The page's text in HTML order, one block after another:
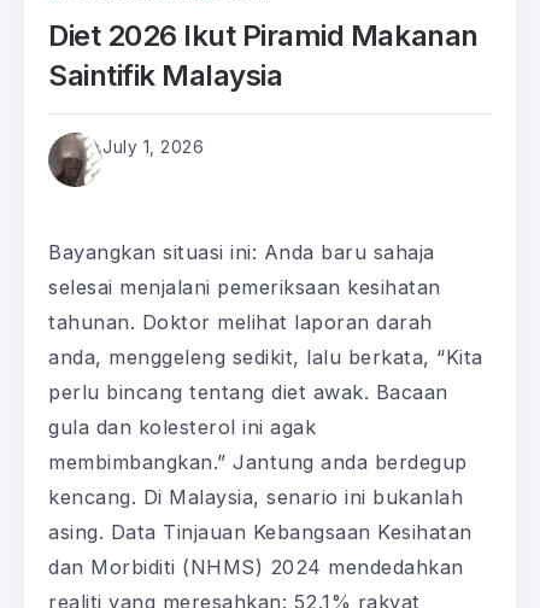
Diet 2026 Ikut Piramid Makanan
Saintifik Malaysia
July 1, 2026
Bayangkan situasi ini: Anda baru sahaja
selesai menjalani pemeriksaan kesihatan
tahunan. Doktor melihat laporan darah
anda, menggeleng sedikit, lalu berkata, “Kita
perlu bincang tentang diet awak. Bacaan
gula dan kolesterol ini agak
membimbangkan.” Jantung anda berdegup
kencang. Di Malaysia, senario ini bukanlah
asing. Data Tinjauan Kebangsaan Kesihatan
dan Morbiditi (NHMS) 2024 mendedahkan
realiti yang meresahkan: 52.1% rakyat